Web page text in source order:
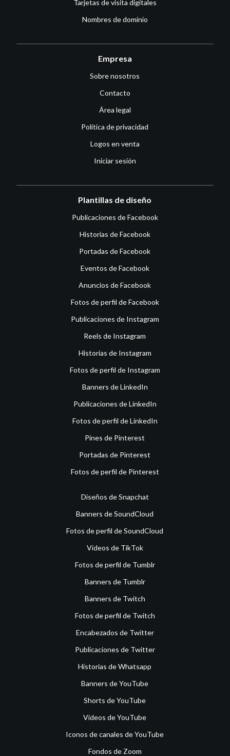
Tarjetas de visita digitales
Nombres de dominio
Empresa
Sobre nosotros
Contacto
Área legal
Política de privacidad
Logos en venta
Iniciar sesión
Plantillas de diseño
Publicaciones de Facebook
Historias de Facebook
Portadas de Facebook
Eventos de Facebook
Anuncios de Facebook
Fotos de perfil de Facebook
Publicaciones de Instagram
Reels de Instagram
Historias de Instagram
Fotos de perfil de Instagram
Banners de LinkedIn
Publicaciones de LinkedIn
Fotos de perfil de LinkedIn
Pines de Pinterest
Portadas de Pinterest
Fotos de perfil de Pinterest
Diseños de Snapchat
Banners de SoundCloud
Fotos de perfil de SoundCloud
Vídeos de TikTok
Fotos de perfil de Tumblr
Banners de Tumblr
Banners de Twitch
Fotos de perfil de Twitch
Encabezados de Twitter
Publicaciones de Twitter
Historias de Whatsapp
Banners de YouTube
Shorts de YouTube
Vídeos de YouTube
Iconos de canales de YouTube
Fondos de Zoom